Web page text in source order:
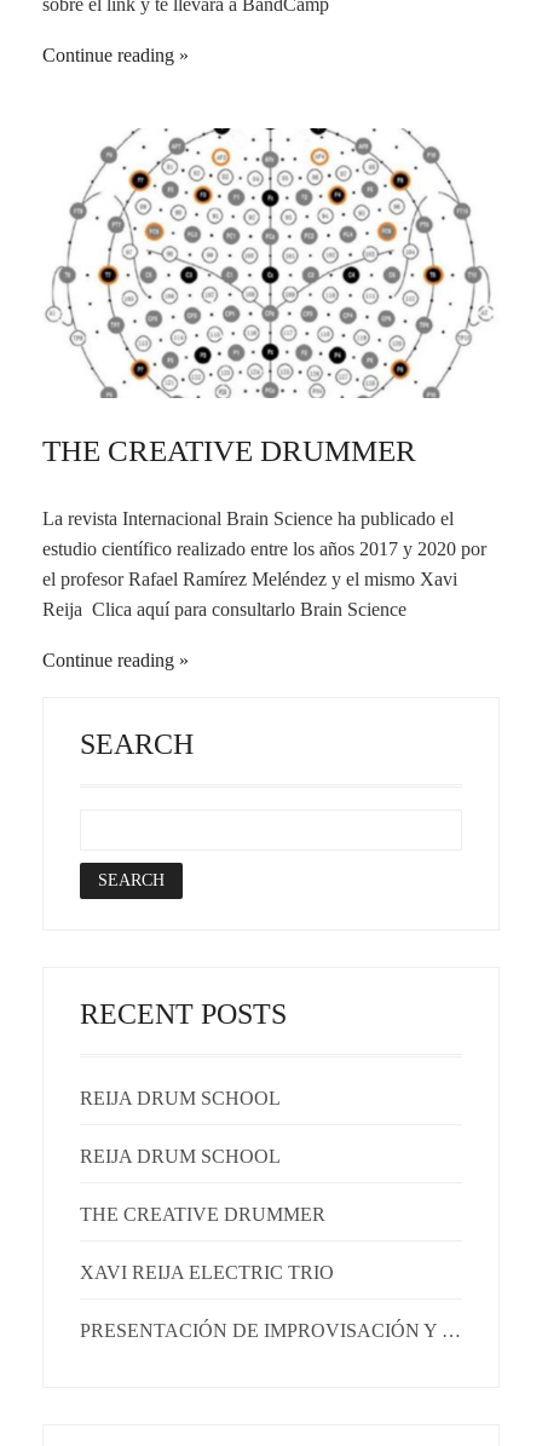
Continue reading
THE CREATIVE DRUMMER
La revista Internacional Brain Science ha publicado el
estudio científico realizado entre los años 2017 y 2020 por
el profesor Rafael Ramírez Meléndez y el mismo Xavi
Reija Clica aquí para consultarlo Brain Science
Continue reading
SEARCH
RECENT POSTS
REIJA DRUM SCHOOL
REIJA DRUM SCHOOL
THE CREATIVE DRUMMER
XAVI REIJA ELECTRIC TRIO
PRESENTACIÓN DE IMPROVISACIÓN Y EMOCIONES